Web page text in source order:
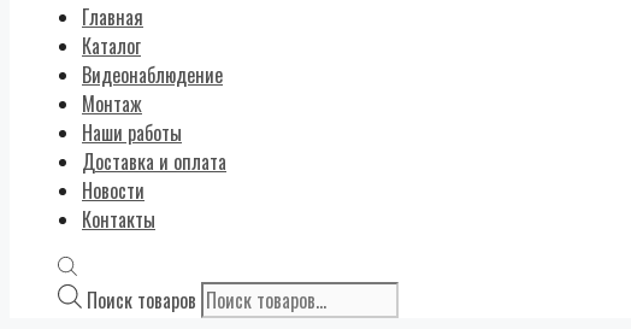
Главная
Каталог
Видеонаблюдение
Монтаж
Наши работы
Доставка и оплата
Новости
Контакты
Поиск товаров